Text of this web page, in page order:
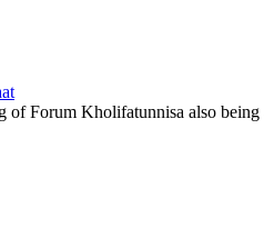
of Forum Kholifatunnisa also